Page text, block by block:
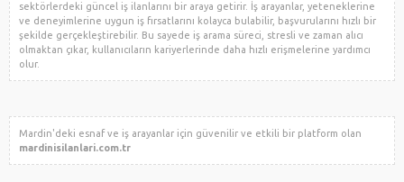
sektörlerdeki güncel iş ilanlarını bir araya getirir. İş arayanlar, yeteneklerine
ve deneyimlerine uygun iş fırsatlarını kolayca bulabilir, başvurularını hızlı bir
şekilde gerçekleştirebilir. Bu sayede iş arama süreci, stresli ve zaman alıcı
olmaktan çıkar, kullanıcıların kariyerlerinde daha hızlı erişmelerine yardımcı
olur.
Mardin'deki esnaf ve iş arayanlar için güvenilir ve etkili bir platform olan
mardinisilanlari.com.tr